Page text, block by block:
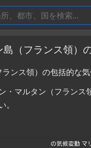
（フランス領）
ンス領）の包括的な
・マルタン（フラン